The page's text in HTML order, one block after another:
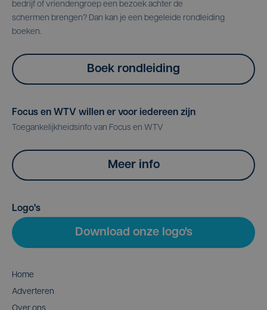
bedrijf of vriendengroep een bezoek achter de
schermen brengen? Dan kan je een begeleide rondleiding
boeken.
Boek rondleiding
Focus en WTV willen er voor iedereen zijn
Toegankelijkheidsinfo van Focus en WTV
Meer info
Logo's
Download onze logo's
Home
Adverteren